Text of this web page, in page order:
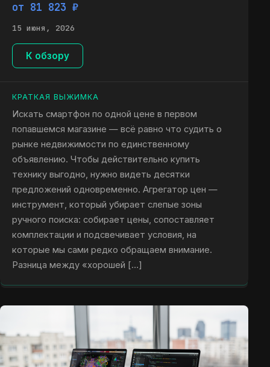
от 81 823 ₽
15 июня, 2026
К обзору
КРАТКАЯ ВЫЖИМКА
Искать смартфон по одной цене в первом
попавшемся магазине — всё равно что судить о
рынке недвижимости по единственному
объявлению. Чтобы действительно купить
технику выгодно, нужно видеть десятки
предложений одновременно. Агрегатор цен —
инструмент, который убирает слепые зоны
ручного поиска: собирает цены, сопоставляет
комплектации и подсвечивает условия, на
которые мы сами редко обращаем внимание.
Разница между «хорошей […]